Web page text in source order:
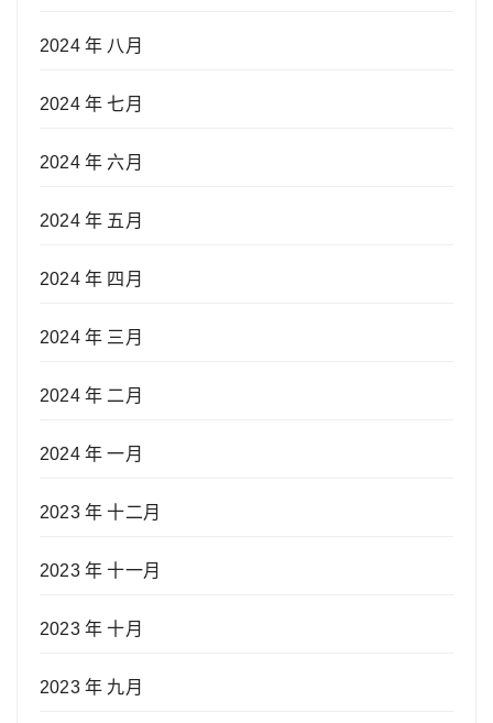
2024 年 八月
2024 年 七月
2024 年 六月
2024 年 五月
2024 年 四月
2024 年 三月
2024 年 二月
2024 年 一月
2023 年 十二月
2023 年 十一月
2023 年 十月
2023 年 九月